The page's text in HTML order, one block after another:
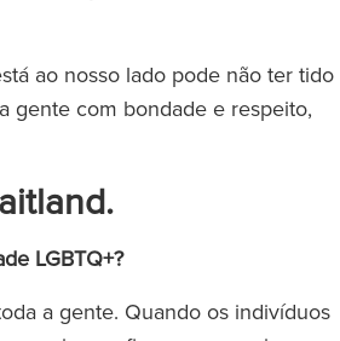
ao nosso lado pode não ter tido
gente com bondade e respeito,
LGBTQ+?
a gente. Quando os indivíduos